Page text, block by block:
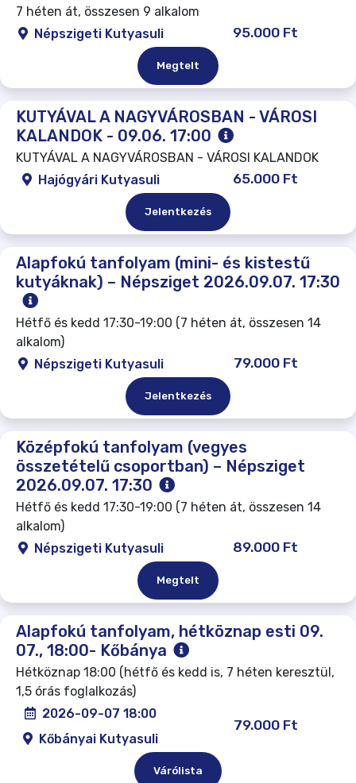
7 héten át, összesen 9 alkalom
Népszigeti Kutyasuli
95.000 Ft
Megtelt
KUTYÁVAL A NAGYVÁROSBAN - VÁROSI
KALANDOK - 09.06. 17:00
KUTYÁVAL A NAGYVÁROSBAN - VÁROSI KALANDOK
Hajógyári Kutyasuli
65.000 Ft
Jelentkezés
Alapfokú tanfolyam (mini- és kistestű
kutyáknak) – Népsziget 2026.09.07. 17:30
Hétfő és kedd 17:30-19:00 (7 héten át, összesen 14
alkalom)
Népszigeti Kutyasuli
79.000 Ft
Jelentkezés
Középfokú tanfolyam (vegyes
összetételű csoportban) – Népsziget
2026.09.07. 17:30
Hétfő és kedd 17:30-19:00 (7 héten át, összesen 14
alkalom)
Népszigeti Kutyasuli
89.000 Ft
Megtelt
Alapfokú tanfolyam, hétköznap esti 09.
07., 18:00- Kőbánya
Hétköznap 18:00 (hétfő és kedd is, 7 héten keresztül,
1,5 órás foglalkozás)
2026-09-07 18:00
Kőbányai Kutyasuli
79.000 Ft
Várólista